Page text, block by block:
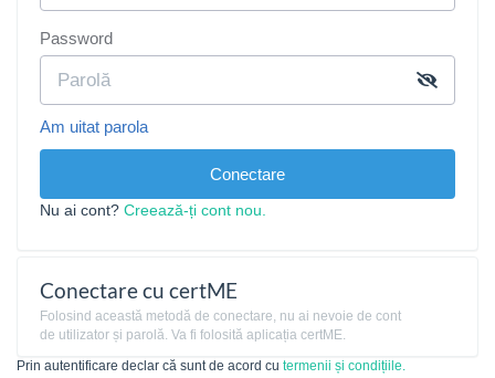
Password
Am uitat parola
Conectare
Nu ai cont? Creează-ți cont nou.
Conectare cu certME
Folosind această metodă de conectare, nu ai nevoie de cont
de utilizator și parolă. Va fi folosită aplicația certME.
Prin autentificare declar că sunt de acord cu termenii și condițiile.